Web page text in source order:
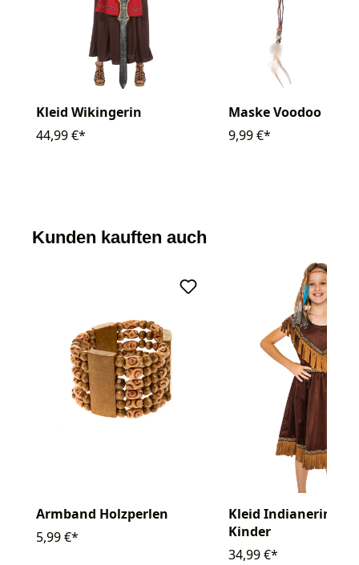
Kleid Wikingerin
44,99 €*
Maske Voodoo
9,99 €*
Kunden kauften auch
Armband Holzperlen
5,99 €*
Kleid Indianerin
Kinder
34,99 €*